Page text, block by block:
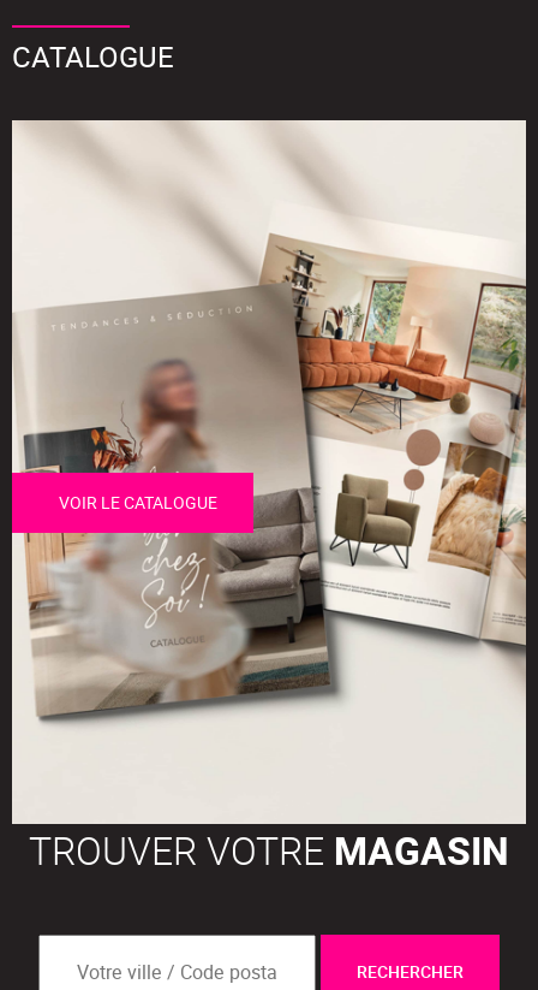
CATALOGUE
VOIR LE CATALOGUE
TROUVER VOTRE MAGASIN
RECHERCHER